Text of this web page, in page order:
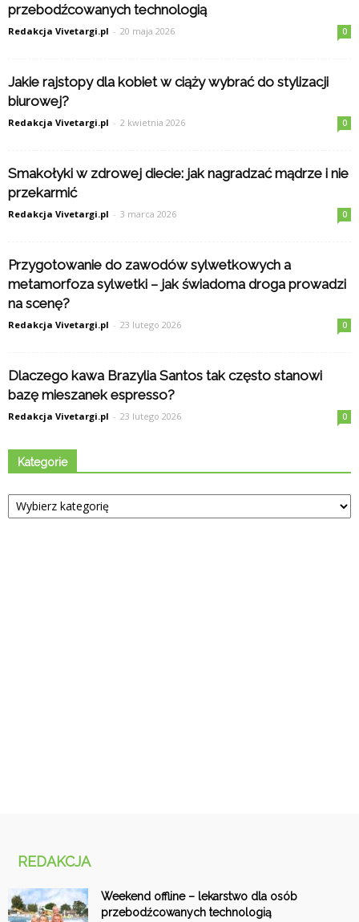
przebodźcowanych technologią
Redakcja Vivetargi.pl - 20 maja 2026 0
Jakie rajstopy dla kobiet w ciąży wybrać do stylizacji
biurowej?
Redakcja Vivetargi.pl - 2 kwietnia 2026 0
Smakołyki w zdrowej diecie: jak nagradzać mądrze i nie
przekarmić
Redakcja Vivetargi.pl - 3 marca 2026 0
Przygotowanie do zawodów sylwetkowych a
metamorfoza sylwetki – jak świadoma droga prowadzi
na scenę?
Redakcja Vivetargi.pl - 23 lutego 2026 0
Dlaczego kawa Brazylia Santos tak często stanowi
bazę mieszanek espresso?
Redakcja Vivetargi.pl - 23 lutego 2026 0
Kategorie
Kategorie
REDAKCJA
Weekend offline – lekarstwo dla osób
przebodźcowanych technologią